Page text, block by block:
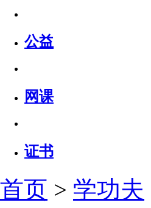
公益
网课
证书
首页 > 学功夫